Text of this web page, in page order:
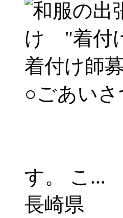
○ごあい
す。 こ...
長崎県